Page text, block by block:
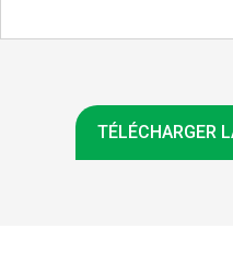
TÉLÉCHARGER